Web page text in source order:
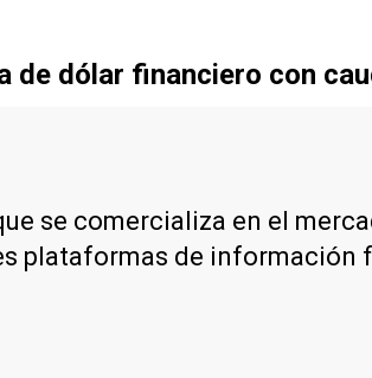
de dólar financiero con
se comercializa en el
plataformas de información